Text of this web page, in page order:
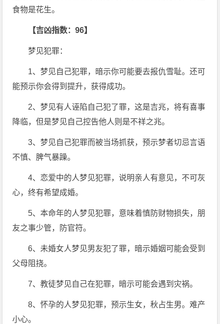
食物是花生。
【吉凶指数：96】
梦见犯罪：
1、梦见自己犯罪，暗示你可能要去报仇雪耻。还可
能预示你会得到提升，获得成功。
2、梦见有人诬陷自己犯了罪，这是吉兆，将有喜事
降临，但是梦见自己控告他人则是不祥之兆。
3、梦见自己犯罪而被当场抓获，预示梦者切忌言语
不慎、脾气暴躁。
4、恋爱中的人梦见犯罪，说明亲人有意见，不可灰
心，终有希望成婚。
5、本命年的人梦见犯罪，意味着慎防财物损失，朋
友之事少管，防官符。
6、未婚女人梦见男友犯了罪，暗示婚姻可能会受到
父母阻挠。
7、教徒梦见自己在犯罪，暗示可能会遇到灾祸。
8、怀孕的人梦见犯罪，预示生女，秋占生男。难产
小心。